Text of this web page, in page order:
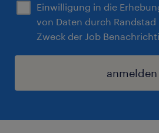
Einwilligung in die
von Daten durch
Zweck der Job
anmelden